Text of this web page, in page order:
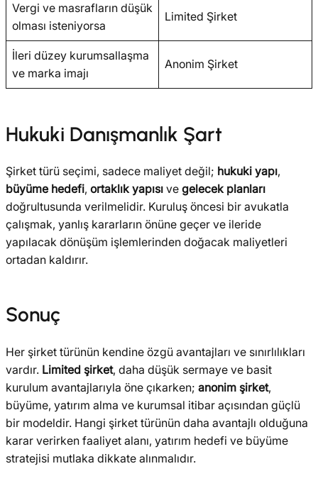
Vergi ve masrafların düşük
olması isteniyorsa
Limited Şirket
İleri düzey kurumsallaşma
ve marka imajı
Anonim Şirket
Hukuki Danışmanlık Şart
Şirket türü seçimi, sadece maliyet değil; hukuki yapı,
büyüme hedefi, ortaklık yapısı ve gelecek planları
doğrultusunda verilmelidir. Kuruluş öncesi bir avukatla
çalışmak, yanlış kararların önüne geçer ve ileride
yapılacak dönüşüm işlemlerinden doğacak maliyetleri
ortadan kaldırır.
Sonuç
Her şirket türünün kendine özgü avantajları ve sınırlılıkları
vardır. Limited şirket, daha düşük sermaye ve basit
kurulum avantajlarıyla öne çıkarken; anonim şirket,
büyüme, yatırım alma ve kurumsal itibar açısından güçlü
bir modeldir. Hangi şirket türünün daha avantajlı olduğuna
karar verirken faaliyet alanı, yatırım hedefi ve büyüme
stratejisi mutlaka dikkate alınmalıdır.